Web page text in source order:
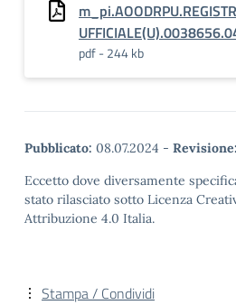
pdf - 244 kb
Pubblicato: 08.07.2024 - Revisione:
Eccetto dove diversamente
stato rilasciato sotto Licenza
Attribuzione 4.0 Italia.
Stampa / Condividi